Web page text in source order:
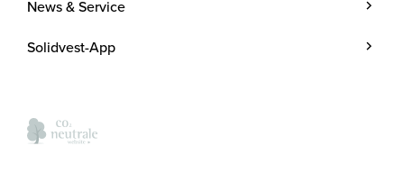
Investmentstrategie
Investmentprozess
Kosten
News & Service
Blog
Presse
Solidvest-App